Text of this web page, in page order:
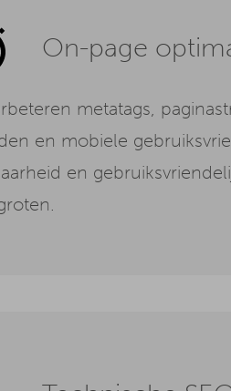
On-page
metatags,
en mobiele
en